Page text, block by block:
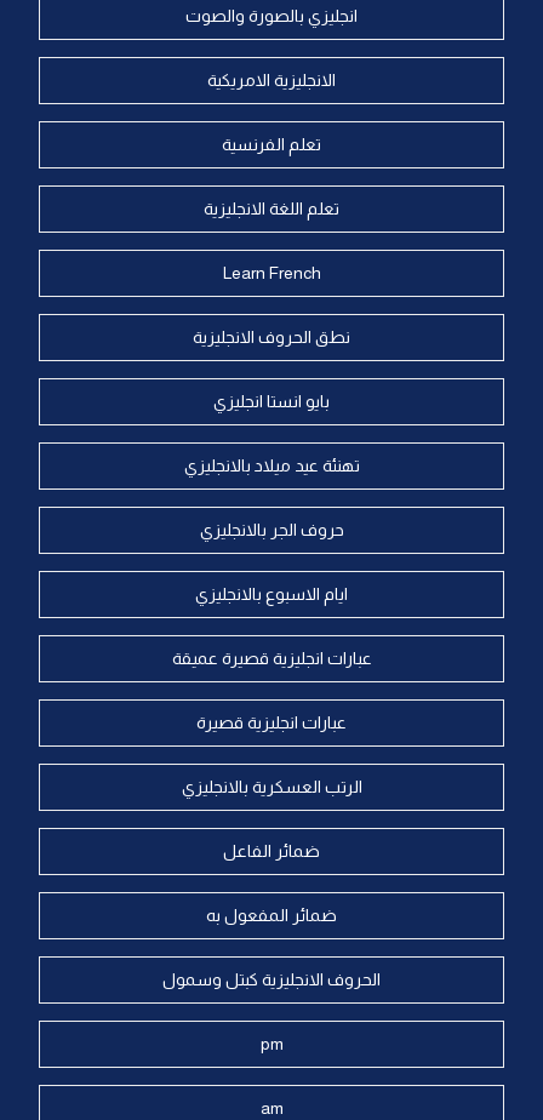
انجليزي بالصورة والصوت
الانجليزية الامريكية
تعلم الفرنسية
تعلم اللغة الانجليزية
Learn French
نطق الحروف الانجليزية
بايو انستا انجليزي
تهنئة عيد ميلاد بالانجليزي
حروف الجر بالانجليزي
ايام الاسبوع بالانجليزي
عبارات انجليزية قصيرة عميقة
عبارات انجليزية قصيرة
الرتب العسكرية بالانجليزي
ضمائر الفاعل
ضمائر المفعول به
الحروف الانجليزية كبتل وسمول
pm
am